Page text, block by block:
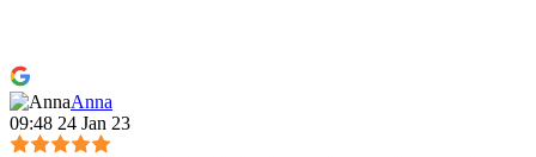
Anna
09:48 24 Jan 23